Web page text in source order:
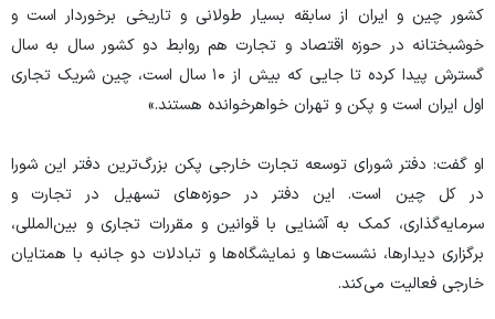
کشور چین و ایران از سابقه بسیار طولانی و تاریخی برخوردار است و
خوشبختانه در حوزه اقتصاد و تجارت هم روابط دو کشور سال به سال
گسترش پیدا کرده تا جایی که بیش از ۱۰ سال است، چین شریک تجاری
اول ایران است و پکن و تهران خواهرخوانده هستند.»
او گفت: دفتر شورای توسعه تجارت خارجی پکن بزرگ‌ترین دفتر این شورا
در کل چین است. این دفتر در حوزه‌های تسهیل در تجارت و
سرمایه‌گذاری، کمک به آشنایی با قوانین و مقررات تجاری و بین‌المللی،
برگزاری دیدارها، نشست‌ها و نمایشگاه‌ها و تبادلات دو جانبه با همتایان
خارجی فعالیت ‌می‌کند.